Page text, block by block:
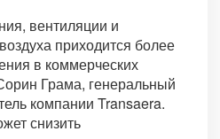
вентиляции и
приходится более
в коммерческих
Грама, генеральный
компании Transaera.
снизить